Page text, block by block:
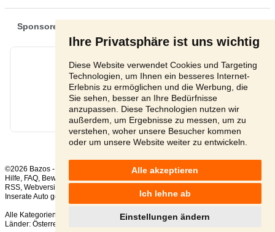
Ihre Privatsphäre ist uns wichtig
Diese Website verwendet Cookies und Targeting
Technologien, um Ihnen ein besseres Internet-
Erlebnis zu ermöglichen und die Werbung, die
Sie sehen, besser an Ihre Bedürfnisse
anzupassen. Diese Technologien nutzen wir
außerdem, um Ergebnisse zu messen, um zu
verstehen, woher unsere Besucher kommen
oder um unsere Website weiter zu entwickeln.
Alle akzeptieren
Ich lehne ab
Einstellungen ändern
©2026 Bazos -
Hilfe, FAQ, Bewertung Datenschutzerklärung
RSS,
Inserate Auto gesamt:
, in 24 Stunden:1
Alle Kategorien
Länder: Österreich Polen